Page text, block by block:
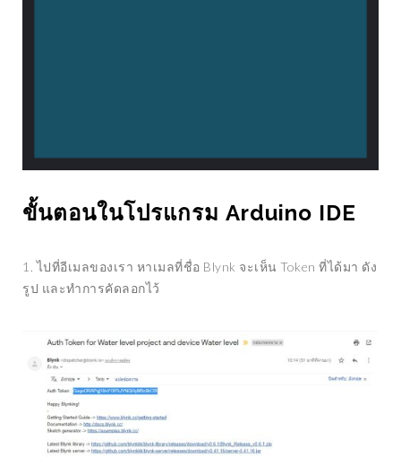
ขั้นตอนในโปรแกรม Arduino IDE
1. ไปที่อีเมลของเรา หาเมลที่ชื่อ Blynk จะเห็น Token ที่ได้มา ดัง
รูป และทำการคัดลอกไว้